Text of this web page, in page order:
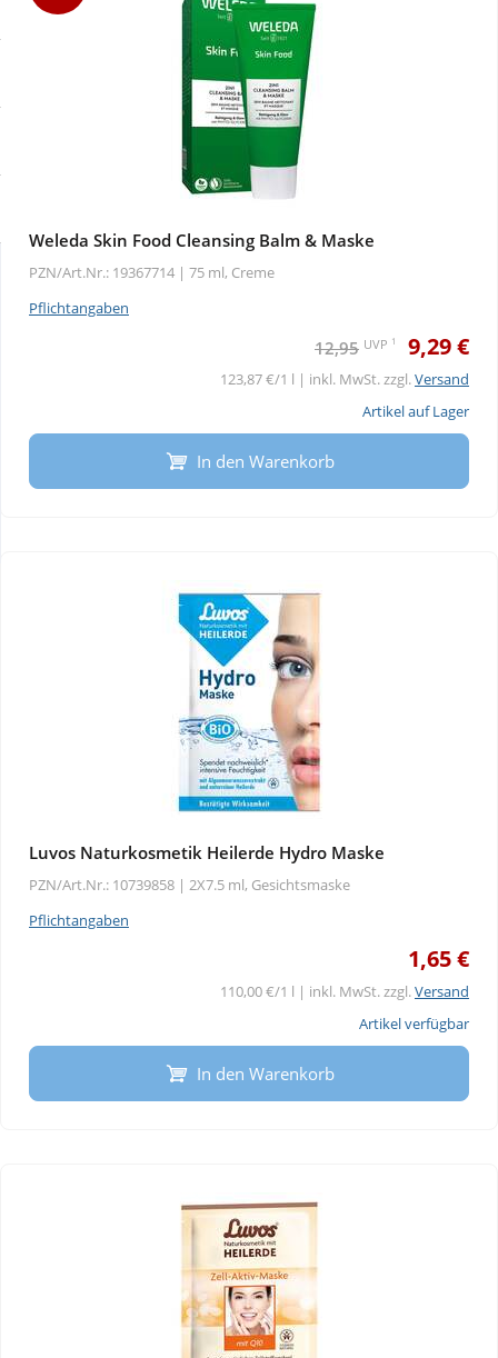
Sale
Körperpflege & Kosmetik
Natur & Homöopathie
Tierbedarf
Physiogel
Weleda Skin Food Cleansing Balm & Maske
PZN/Art.Nr.: 19367714 | 75 ml, Creme
Pflichtangaben
12,95 UVP 1 9,29 €
123,87 €/1 l | inkl. MwSt. zzgl.Versand
Artikel auf Lager
In den Warenkorb
Luvos Naturkosmetik Heilerde Hydro Maske
PZN/Art.Nr.: 10739858 | 2X7.5 ml, Gesichtsmaske
Pflichtangaben
1,65 €
110,00 €/1 l | inkl. MwSt. zzgl.Versand
Artikel verfügbar
In den Warenkorb